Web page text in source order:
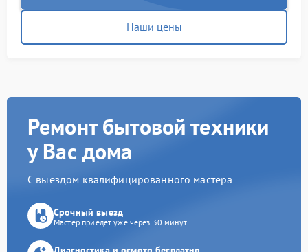
Наши цены
Ремонт бытовой техники
у Вас дома
С выездом квалифицированного мастера
Срочный выезд
Мастер приедет уже через 30 минут